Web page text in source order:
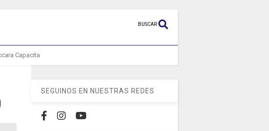
BUSCAR
Capacita
SEGUINOS EN NUESTRAS REDES